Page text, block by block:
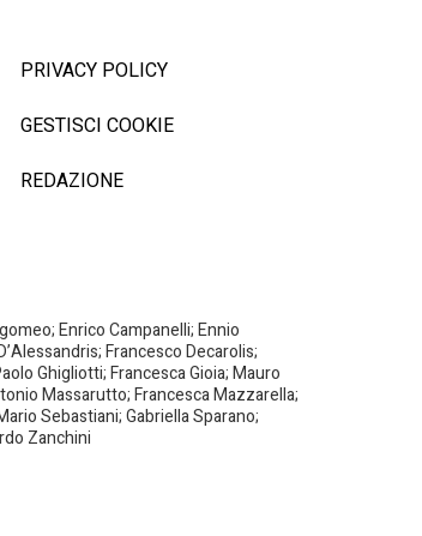
PRIVACY POLICY
GESTISCI COOKIE
REDAZIONE
Enrico Campanelli; Ennio
Francesco Decarolis;
Ghigliotti; Francesca Gioia; Mauro
Massarutto; Francesca Mazzarella;
Sebastiani; Gabriella Sparano;
Zanchini